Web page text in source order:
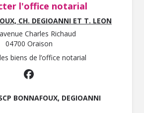
l'office notarial
CH. DEGIOANNI ET T. LEON
Charles Richaud
04700 Oraison
biens de l’office notarial
BONNAFOUX, DEGIOANNI